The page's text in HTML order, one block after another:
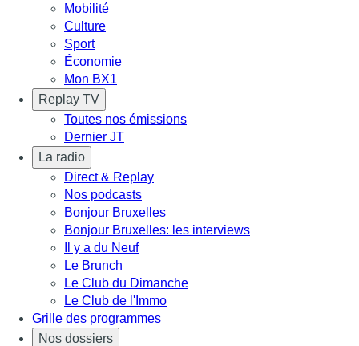
Mobilité
Culture
Sport
Économie
Mon BX1
Replay TV
Toutes nos émissions
Dernier JT
La radio
Direct & Replay
Nos podcasts
Bonjour Bruxelles
Bonjour Bruxelles: les interviews
Il y a du Neuf
Le Brunch
Le Club du Dimanche
Le Club de l'Immo
Grille des programmes
Nos dossiers